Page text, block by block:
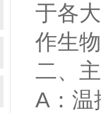
于各
作生
二、
A：温